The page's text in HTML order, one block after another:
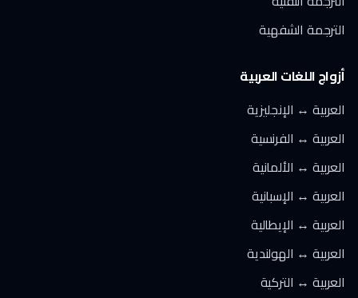
الترجمة الشفهية
أزواج اللغات العربية
العربية ↔ الإنجليزية
العربية ↔ الفرنسية
العربية ↔ الألمانية
العربية ↔ الإسبانية
العربية ↔ الإيطالية
العربية ↔ الهولندية
العربية ↔ التركية